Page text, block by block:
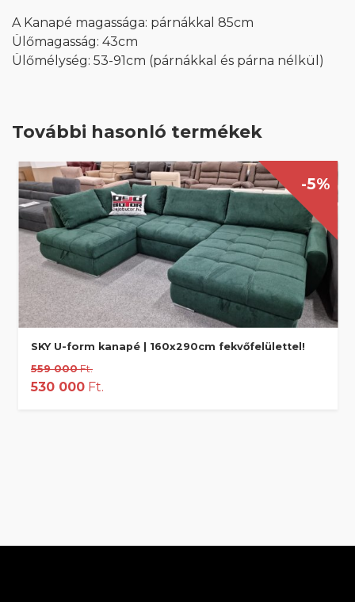
A Kanapé magassága: párnákkal 85cm
Ülőmagasság: 43cm
Ülőmélység: 53-91cm (párnákkal és párna nélkül)
További hasonló termékek
-5%
SKY U-form kanapé | 160x290cm fekvőfelülettel!
559 000Ft.
530 000 Ft.